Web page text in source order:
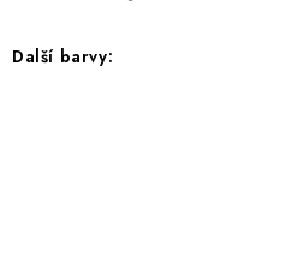
Další barvy: